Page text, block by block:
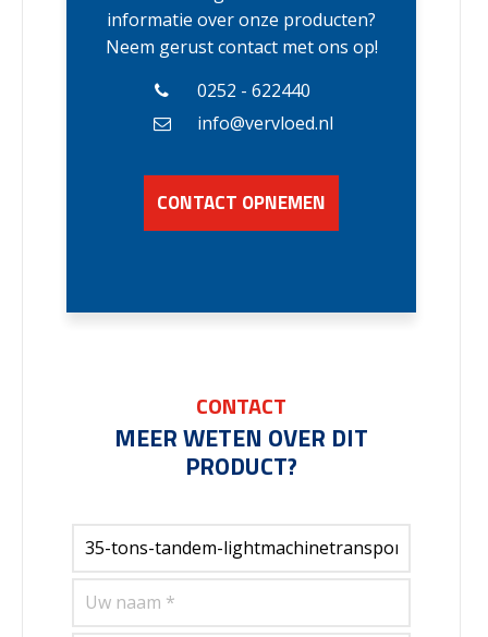
informatie over onze producten?
Neem gerust contact met ons op!
0252 - 622440
info@vervloed.nl
CONTACT OPNEMEN
CONTACT
MEER WETEN OVER DIT
PRODUCT?